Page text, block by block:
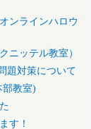
ンラインハロウ
ニッテル教室）
題対策について
部教室)
す！